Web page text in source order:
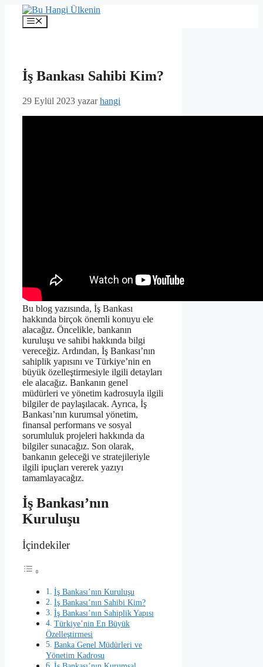
İçeriğe
Menü
İş Bankası Sahibi Kim?
29 Eylül 2023 yazarhangi
Bu blog yazısında, İş Bankası
hakkında birçok önemli konuyu ele
alacağız. Öncelikle, bankanın
kuruluşu ve sahibi hakkında bilgi
vereceğiz. Ardından, İş Bankası’nın
sahiplik yapısını ve Türkiye’nin en
büyük özelleştirmesiyle ilgili detayları
ele alacağız. Bankanın genel
müdürleri ve yönetim kadrosuyla ilgili
bilgiler de paylaşılacak. Ayrıca, İş
Bankası’nın kurumsal yönetim,
finansal performans ve sosyal
sorumluluk projeleri hakkında da
bilgiler sunacağız. Son olarak,
bankanın geleceği ve stratejileriyle
ilgili ipuçları vererek yazıyı
tamamlayacağız.
İş Bankası’nın
Kuruluşu
İçindekiler
İş Bankası’nın Kuruluşu
İş Bankası’nın Sahibi Kim?
İş Bankası’nın Sahiplik Yapısı
Türkiye’nin En Büyük
Özelleştirmesi
Banka Genel Müdürleri ve
Yönetim Kadrosu